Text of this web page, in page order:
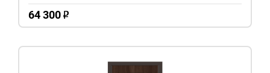
64 300 o